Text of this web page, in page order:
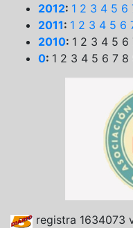
2012: 1 2 3 4 5 6
2011: 1 2 3 4 5 6
2010: 1 2 3 4 5 6
0: 1 2 3 4 5 6 7 8
registra 1634073